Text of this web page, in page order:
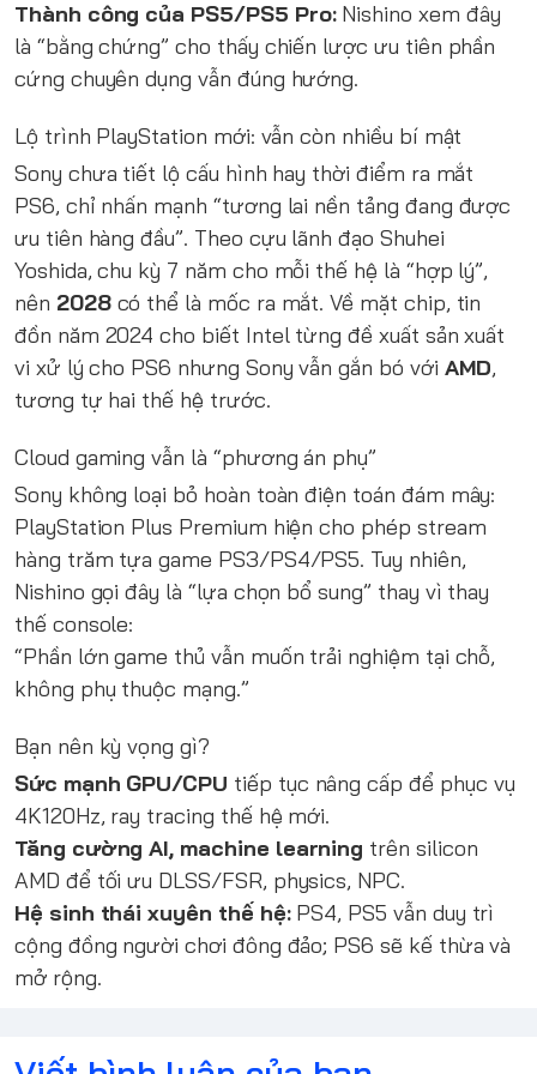
Thành công của PS5/PS5 Pro:Nishino xem đây
là “bằng chứng” cho thấy chiến lược ưu tiên phần
cứng chuyên dụng vẫn đúng hướng.
Lộ trình PlayStation mới: vẫn còn nhiều bí mật
Sony chưa tiết lộ cấu hình hay thời điểm ra mắt
PS6, chỉ nhấn mạnh “tương lai nền tảng đang được
ưu tiên hàng đầu”. Theo cựu lãnh đạo Shuhei
Yoshida, chu kỳ 7 năm cho mỗi thế hệ là “hợp lý”,
nên 2028có thể là mốc ra mắt. Về mặt chip, tin
đồn năm 2024 cho biết Intel từng đề xuất sản xuất
vi xử lý cho PS6 nhưng Sony vẫn gắn bó với AMD,
tương tự hai thế hệ trước.
Cloud gaming vẫn là “phương án phụ”
Sony không loại bỏ hoàn toàn điện toán đám mây:
PlayStation Plus Premium hiện cho phép stream
hàng trăm tựa game PS3/PS4/PS5. Tuy nhiên,
Nishino gọi đây là “lựa chọn bổ sung” thay vì thay
thế console:
“Phần lớn game thủ vẫn muốn trải nghiệm tại chỗ,
không phụ thuộc mạng.”
Bạn nên kỳ vọng gì?
Sức mạnh GPU/CPU tiếp tục nâng cấp để phục vụ
4K120Hz, ray tracing thế hệ mới.
Tăng cường AI, machine learning trên silicon
AMD để tối ưu DLSS/FSR, physics, NPC.
Hệ sinh thái xuyên thế hệ:PS4, PS5 vẫn duy trì
cộng đồng người chơi đông đảo; PS6 sẽ kế thừa và
mở rộng.